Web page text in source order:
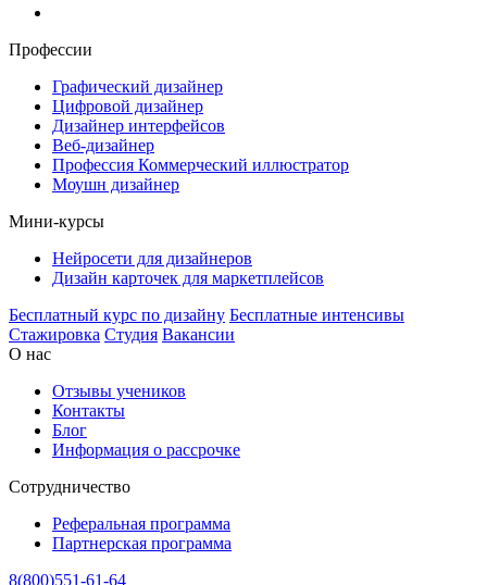
Профессии
Графический дизайнер
Цифровой дизайнер
Дизайнер интерфейсов
Веб-дизайнер
Профессия Коммерческий иллюстратор
Моушн дизайнер
Мини-курсы
Нейросети для дизайнеров
Дизайн карточек для маркетплейсов
Бесплатный курс по дизайну Бесплатные интенсивы
Стажировка Студия Вакансии
О нас
Отзывы учеников
Контакты
Блог
Информация о рассрочке
Сотрудничество
Реферальная программа
Партнерская программа
8(800)551-61-64